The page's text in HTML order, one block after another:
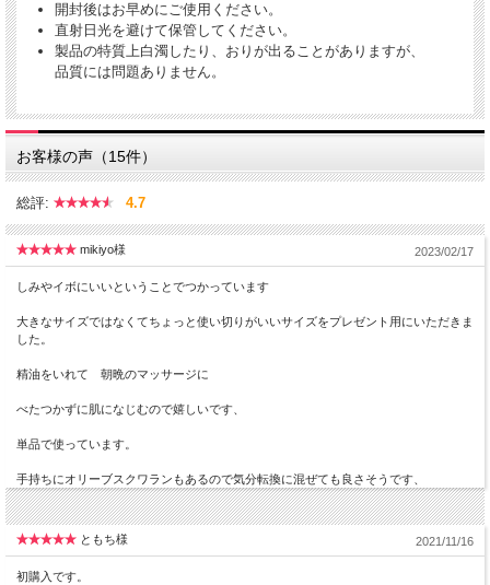
開封後はお早めにご使用ください。
直射日光を避けて保管してください。
製品の特質上白濁したり、おりが出ることがありますが、
品質には問題ありません。
お客様の声（15件）
総評: 4.7
mikiyo様 2023/02/17
しみやイボにいいということでつかっています
大きなサイズではなくてちょっと使い切りがいいサイズをプレゼント用にいただきま
した。
精油をいれて 朝晩のマッサージに
べたつかずに肌になじむので嬉しいです、
単品で使っています。
手持ちにオリーブスクワランもあるので気分転換に混ぜても良さそうです、
ともち様 2021/11/16
初購入です。